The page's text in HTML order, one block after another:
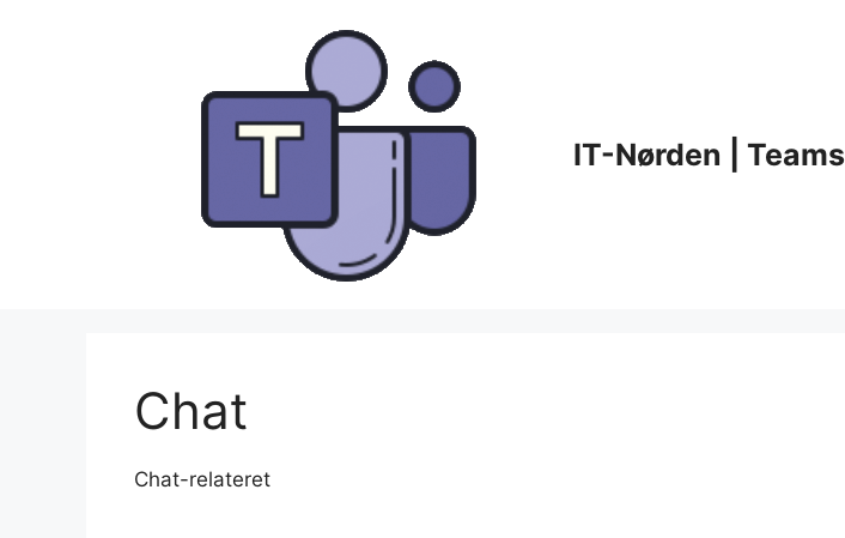
IT-Nørden | Teams
Chat
Chat-relateret